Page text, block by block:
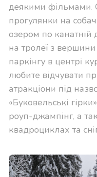
деякими фільмами.
прогулянки на
озером по канатній
на тролеї з
паркінгу в центрі
любите відчувати
атракціони під
«Буковельські
роуп-джампінг, а
квадроциклах та